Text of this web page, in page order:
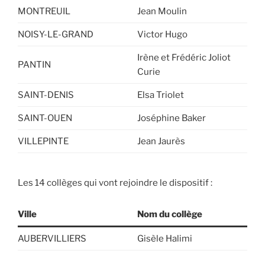
MONTREUIL Jean Moulin
NOISY-LE-GRAND Victor Hugo
PANTIN
Irène et Frédéric Joliot
Curie
SAINT-DENIS Elsa Triolet
SAINT-OUEN Joséphine Baker
VILLEPINTE Jean Jaurès
Les 14 collèges qui vont rejoindre le dispositif :
Ville Nom du collège
AUBERVILLIERS Gisèle Halimi